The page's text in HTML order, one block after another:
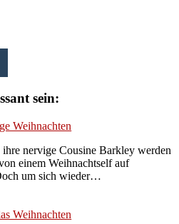
sein:
Weihnachten
nervige Cousine Barkley werden
einem Weihnachtself auf
um sich wieder…
Weihnachten